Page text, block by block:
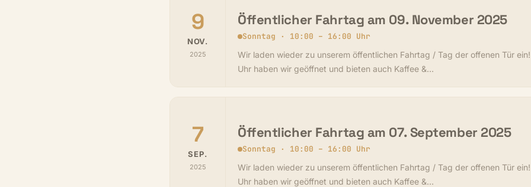
9
NOV.
2025
Öffentlicher Fahrtag am 09. November 2025
Sonntag · 10:00 – 16:00 Uhr
Wir laden wieder zu unserem öffentlichen Fahrtag / Tag der offenen Tür
Uhr haben wir geöffnet und bieten auch Kaffee &…
7
SEP.
2025
Öffentlicher Fahrtag am 07. September 2025
Sonntag · 10:00 – 16:00 Uhr
Wir laden wieder zu unserem öffentlichen Fahrtag / Tag der offenen Tür
Uhr haben wir geöffnet und bieten auch Kaffee &…